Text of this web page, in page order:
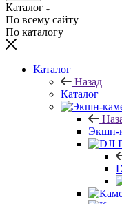
Каталог
По всему сайту
По каталогу
Каталог
Назад
Каталог
Экшн-